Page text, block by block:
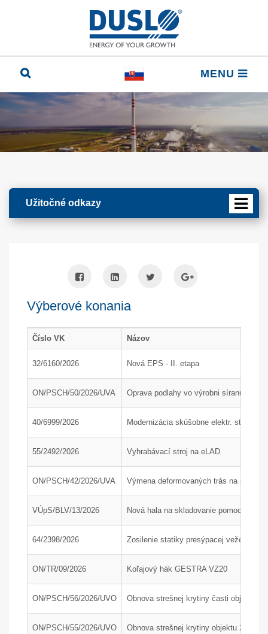
MENU
Užitočné odkazy
Výberové konania
Číslo VK Názov
32/6160/2026 Nová EPS - II. etapa
ON/PSCH/50/2026/UVA Oprava podlahy vo výrobni síranu
40/6999/2026 Modernizácia skúšobne elektr. strojov
55/2492/2026 Vyhrabávací stroj na eLAD
ON/PSCH/42/2026/UVA Výmena deformovaných trás na
VÚpS/BLV/13/2026 Nová hala na skladovanie pomocného
64/2398/2026 Zosilenie statiky presýpacej veže H200
ON/TR/09/2026 Koľajový hák GESTRA VZ20
ON/PSCH/56/2026/UVO Obnova strešnej krytiny časti objektu
ON/PSCH/55/2026/UVO Obnova strešnej krytiny objektu 24-34